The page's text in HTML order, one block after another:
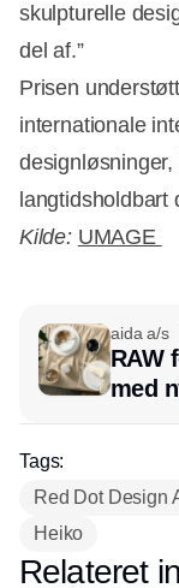
skulpturelle
del af.”
Prisen
internationale
langtidsholdbart
Kilde: UMAGE
aida a/s
RAW
med
Tags:
Red Dot Design
Heiko
Relateret